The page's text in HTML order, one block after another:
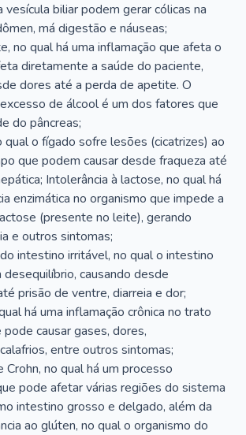
vesícula biliar podem gerar cólicas na
má digestão e náuseas;
no qual há uma inflamação que afeta o
diretamente a saúde do paciente,
dores até a perda de apetite. O
de álcool é um dos fatores que
do pâncreas;
qual o fígado sofre lesões (cicatrizes) ao
que podem causar desde fraqueza até
Intolerância à lactose, no qual há
enzimática no organismo que impede a
(presente no leite), gerando
e outros sintomas;
intestino irritável, no qual o intestino
causando desde
prisão de ventre, diarreia e dor;
há uma inflamação crônica no trato
causar gases, dores,
entre outros sintomas;
Crohn, no qual há um processo
pode afetar várias regiões do sistema
intestino grosso e delgado, além da
ao glúten, no qual o organismo do